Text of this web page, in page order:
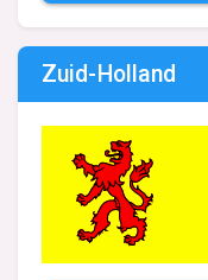
Zuid-Holland